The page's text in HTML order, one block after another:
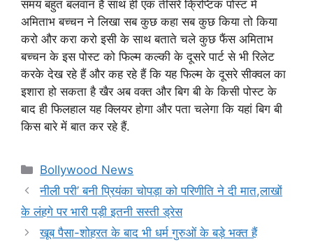
समय बहुत बलवान है साथ ही एक तीसरे क्रिप्टिक पोस्ट में
अमिताभ बच्चन ने लिखा सब कुछ कहा सब कुछ किया तो किया
करो और करा करो इसी के साथ बताते चले कुछ फैंस अमिताभ
बच्चन के इस पोस्ट को फिल्म कल्की के दूसरे पार्ट से भी रिलेट
करके देख रहे हैं और कह रहे हैं कि यह फिल्म के दूसरे सीक्वल का
इशारा हो सकता है खैर अब वक्त और बिग बी के किसी पोस्ट के
बाद ही फिलहाल यह क्लियर होगा और पता चलेगा कि यहां बिग बी
किस बारे में बात कर रहे हैं.
Categories
Bollywood News
नीली परी’ बनी प्रियंका चोपड़ा को परिणीति ने दी मात,लाखों
के लंहगे पर भारी पड़ी इतनी सस्ती ड्रेस
खूब पैसा-शोहरत के बाद भी धर्म गुरुओं के बड़े भक्त हैं